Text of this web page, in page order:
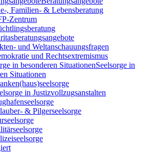
, Familien- & Lebensberatung
Zentrum
und Weltanschauungsfragen
und Rechtsextremismus
Seelsorge in
Situationen
in Justizvollzugsanstalten
& Pilgerseelsorge